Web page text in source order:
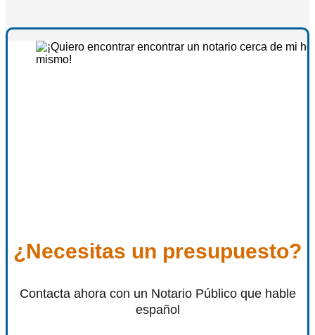
¿Necesitas un presupuesto?
Contacta ahora con un Notario Público que hable
español